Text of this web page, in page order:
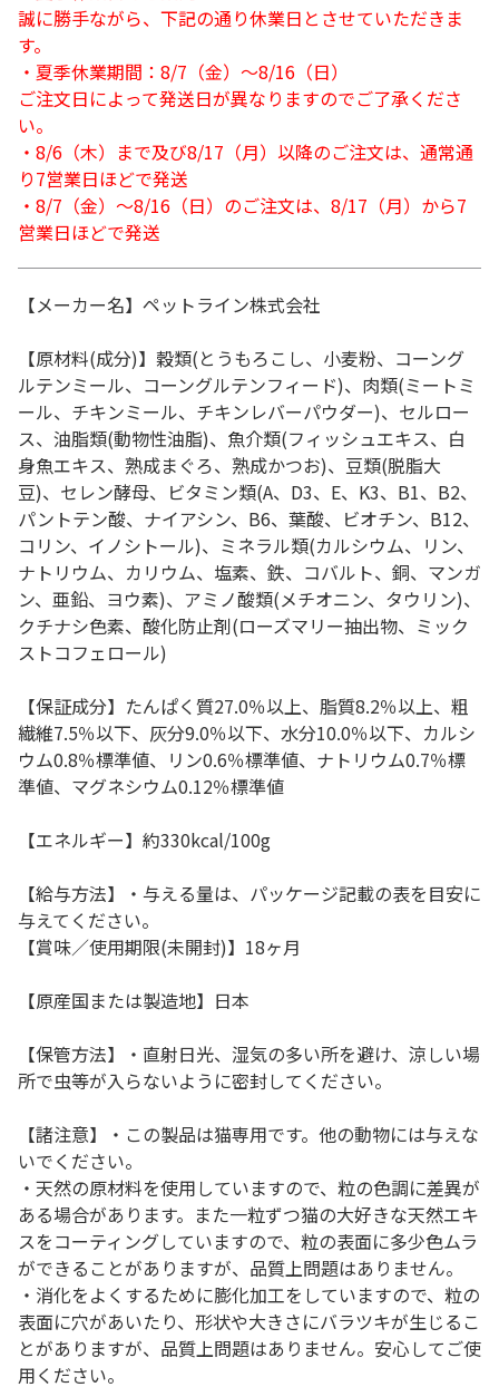
誠に勝手ながら、下記の通り休業日とさせていただきま
す。
・夏季休業期間：8/7（金）～8/16（日）
ご注文日によって発送日が異なりますのでご了承くださ
い。
・8/6（木）まで及び8/17（月）以降のご注文は、通常通
り7営業日ほどで発送
・8/7（金）～8/16（日）のご注文は、8/17（月）から7
営業日ほどで発送
【メーカー名】ペットライン株式会社
【原材料(成分)】穀類(とうもろこし、小麦粉、コーング
ルテンミール、コーングルテンフィード)、肉類(ミートミ
ール、チキンミール、チキンレバーパウダー)、セルロー
ス、油脂類(動物性油脂)、魚介類(フィッシュエキス、白
身魚エキス、熟成まぐろ、熟成かつお)、豆類(脱脂大
豆)、セレン酵母、ビタミン類(A、D3、E、K3、B1、B2、
パントテン酸、ナイアシン、B6、葉酸、ビオチン、B12、
コリン、イノシトール)、ミネラル類(カルシウム、リン、
ナトリウム、カリウム、塩素、鉄、コバルト、銅、マンガ
ン、亜鉛、ヨウ素)、アミノ酸類(メチオニン、タウリン)、
クチナシ色素、酸化防止剤(ローズマリー抽出物、ミック
ストコフェロール)
【保証成分】たんぱく質27.0％以上、脂質8.2％以上、粗
繊維7.5％以下、灰分9.0％以下、水分10.0％以下、カルシ
ウム0.8％標準値、リン0.6％標準値、ナトリウム0.7％標
準値、マグネシウム0.12％標準値
【エネルギー】約330kcal/100g
【給与方法】・与える量は、パッケージ記載の表を目安に
与えてください。
【賞味／使用期限(未開封)】18ヶ月
【原産国または製造地】日本
【保管方法】・直射日光、湿気の多い所を避け、涼しい場
所で虫等が入らないように密封してください。
【諸注意】・この製品は猫専用です。他の動物には与えな
いでください。
・天然の原材料を使用していますので、粒の色調に差異が
ある場合があります。また一粒ずつ猫の大好きな天然エキ
スをコーティングしていますので、粒の表面に多少色ムラ
ができることがありますが、品質上問題はありません。
・消化をよくするために膨化加工をしていますので、粒の
表面に穴があいたり、形状や大きさにバラツキが生じるこ
とがありますが、品質上問題はありません。安心してご使
用ください。